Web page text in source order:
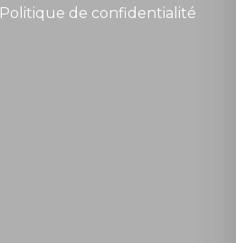
Politique de confidentialité